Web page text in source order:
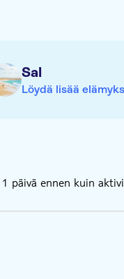
Sal
Löydä lisää
päivä ennen kuin